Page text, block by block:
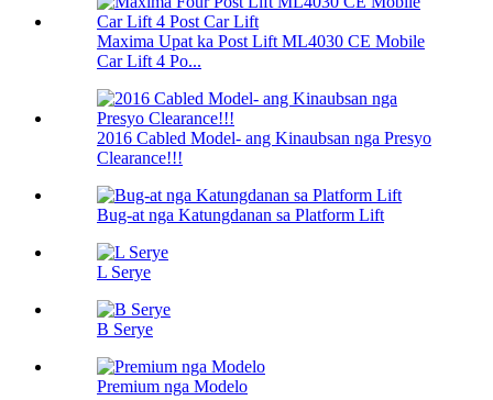
Maxima Upat ka Post Lift ML4030 CE Mobile
Car Lift 4 Po...
2016 Cabled Model- ang Kinaubsan nga Presyo
Clearance!!!
Bug-at nga Katungdanan sa Platform Lift
L Serye
B Serye
Premium nga Modelo